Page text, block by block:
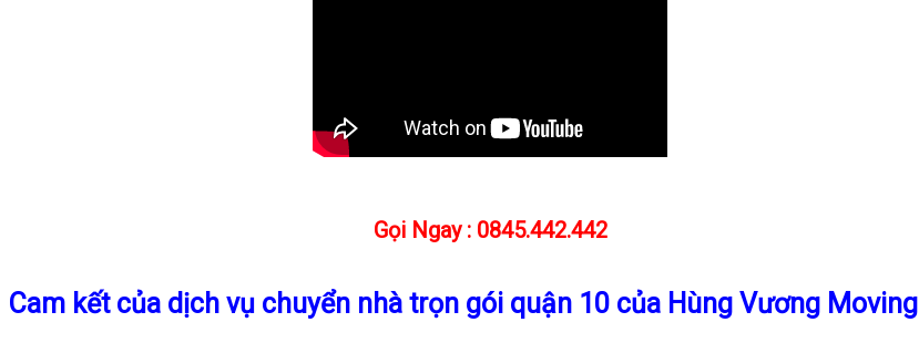
Gọi Ngay : 0845.442.442
Cam kết của dịch vụ chuyển nhà trọn gói quận 10 của Hùng Vương Moving